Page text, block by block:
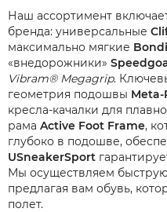
Наш ассортимент
бренда: универсальные
максимально мягкие Bondi
«внедорожники»
Vibram® Megagrip.
геометрия подошвы Meta-
кресла-качалки для
рама Active Foot Frame,
глубоко в подошве,
USneakerSport
Мы осуществляем
предлагая вам обувь,
полет.